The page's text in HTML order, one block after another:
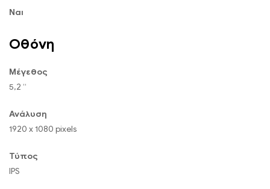
Ναι
Οθόνη
Μέγεθος
5,2 “
Ανάλυση
1920 x 1080 pixels
Τύπος
IPS